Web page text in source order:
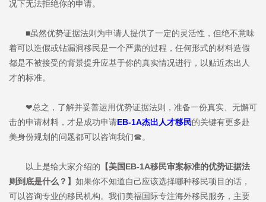
况下无法拒绝你的申请。
■虽然优势证据法则为申请人提供了一定的灵活性，但绝不意味
着可以造假或钻漏洞移民是一个严肃的过程，任何形式的材料造假
都是不被接受的背景提升应基于你的真实情况进行，以贴近杰出人
才的标准。
❤总之，了解并妥善运用优势证据法则，准备一份真实、无懈可
击的申请材料，才是成功申请EB-1A杰出人才移民的关键有更多赴
美身份规划的问题都可以咨询我们☎。
以上是给大家介绍的 【美国EB-1A移民审案标准的优势证据法
则到底是什么？】 如果你不知道自己应该选择哪种移民项目的话，
可以咨询专业的移民机构。我们美福国际专注海外移民服务，主要